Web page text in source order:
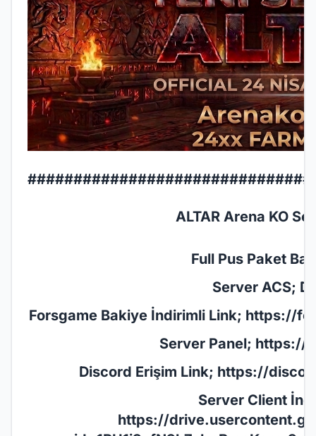
ALTAR Arena KO
Full Pus Paket
Server ACS;
Forsgame Bakiye İndirimli Link; https://
Server Panel; https://
Discord Erişim Link; https://
Server Client
https://